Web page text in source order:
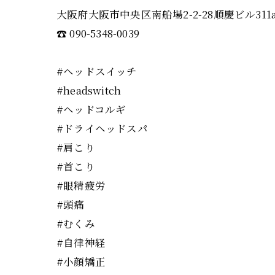
大阪府大阪市中央区南船場2-2-28順慶ビル
☎︎ 090-5348-0039
#ヘッドスイッチ
#headswitch
#ヘッドコルギ
#ドライヘッドスパ
#肩こり
#首こり
#眼精疲労
#頭痛
#むくみ
#自律神経
#小顔矯正